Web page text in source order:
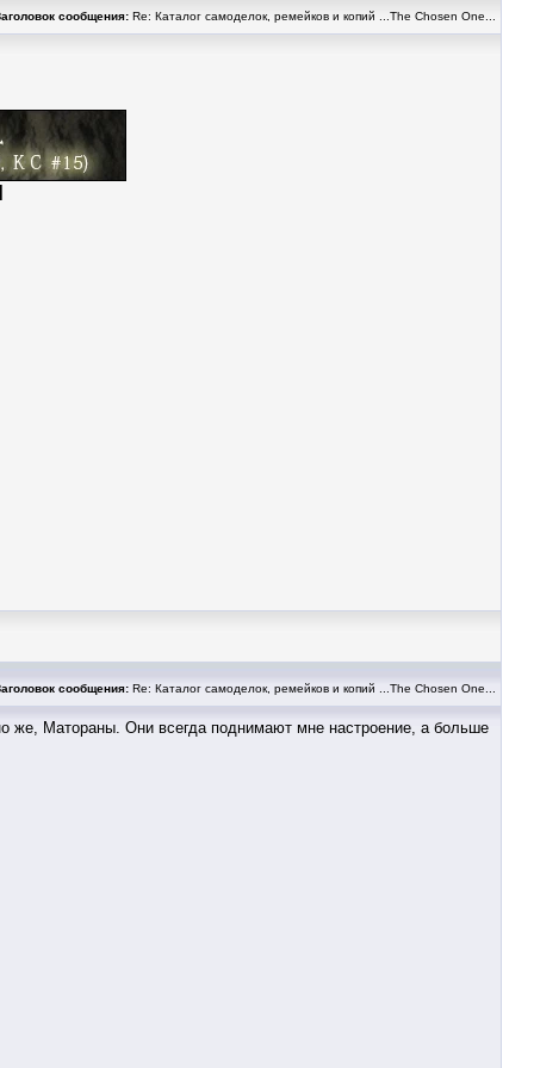
сообщения: Re: Каталог самоделок, ремейков и копий ...The Chosen One...
сообщения: Re: Каталог самоделок, ремейков и копий ...The Chosen One...
же, Матораны. Они всегда поднимают мне настроение, а больше